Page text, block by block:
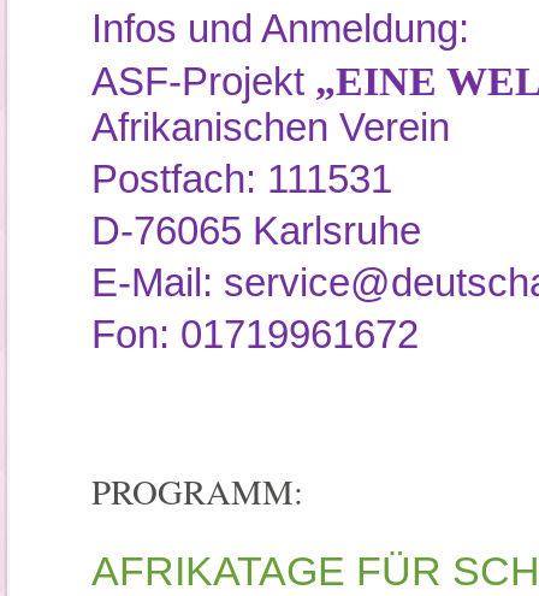
Infos und Anmeldung:
ASF-Projekt „EINE
Afrikanischen Verein
Postfach: 111531
D-76065 Karlsruhe
E-Mail:
Fon: 01719961672
PROGRAMM:
AFRIKATAGE FÜR